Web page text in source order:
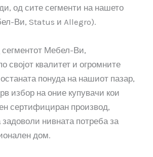
од сите сегменти на нашето
Ви, Status и Allegro).
Мебел-Ви,
својот квалитет и огромните
понуда на нашиот пазар,
избор на оние купувачи кои
сертифициран производ,
задоволи нивната потреба за
дом.